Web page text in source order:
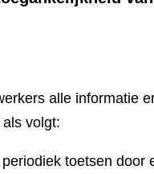
alle informatie
volgt:
toetsen door